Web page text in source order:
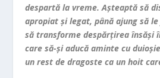
despartă la vreme. Aşteaptă să
apropiat şi legat, până ajung să
să transforme despărţirea însăşi
care să-şi aducă aminte cu
un rest de dragoste ca un hoit